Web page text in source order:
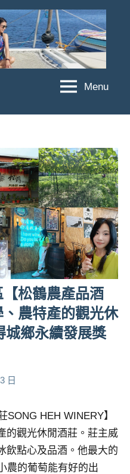
Menu
松鶴農產品酒
農特產的觀光休
城鄉永續發展獎
日
SONG HEH WINERY】
的觀光休閒酒莊。莊主威
飲點心及品酒。他最大的
農的葡萄能有好的出